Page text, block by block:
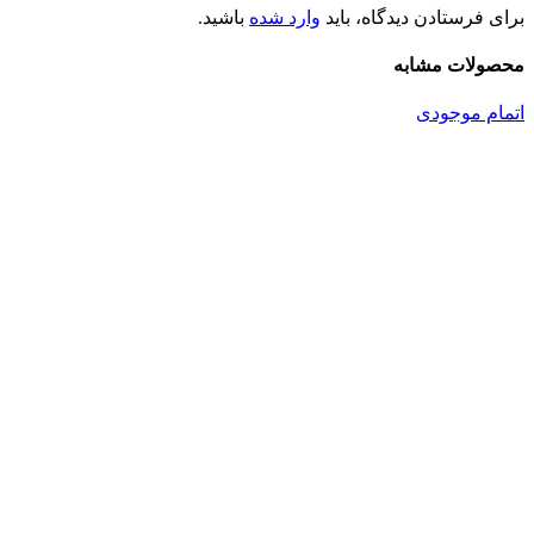
برای فرستادن دیدگاه، باید وارد شده باشید.
محصولات مشابه
اتمام موجودی